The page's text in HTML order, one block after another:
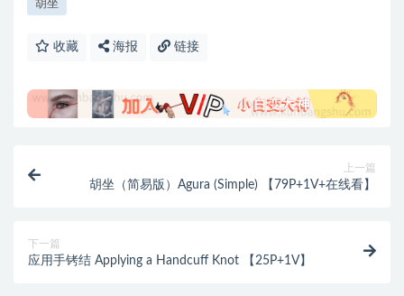
胡坐
收藏 海报 链接
上一篇
胡坐（简易版）Agura (Simple) 【79P+1V+在线看】
下一篇
应用手铐结 Applying a Handcuff Knot 【25P+1V】